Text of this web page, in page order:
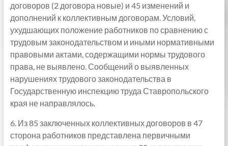
договоров (2 договора новые) и 45 изменений и
дополнений к коллективным договорам. Условий,
ухудшающих положение работников по сравнению с
трудовым законодательством и иными нормативными
правовыми актами, содержащими нормы трудового
права, не выявлено. Сообщений о выявленных
нарушениях трудового законодательства в
Государственную инспекцию труда Ставропольского
края не направлялось.
6. Из 85 заключенных коллективных договоров в 47
сторона работников представлена первичными